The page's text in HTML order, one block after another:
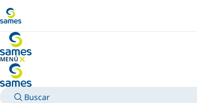
MENÚ
OCULTAR MENÚ
Buscar